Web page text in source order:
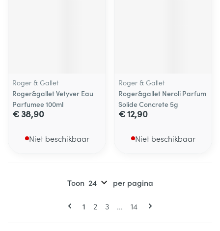
Roger & Gallet
Roger&gallet Vetyver Eau
Parfumee 100ml
€ 38,90
Niet beschikbaar
Roger & Gallet
Roger&gallet Neroli Parfum
Solide Concrete 5g
€ 12,90
Niet beschikbaar
Pagina's
U lees momenteel pagina
1 Pagina
2 Pagina
3 ... Pagina
14
Toon per pagina